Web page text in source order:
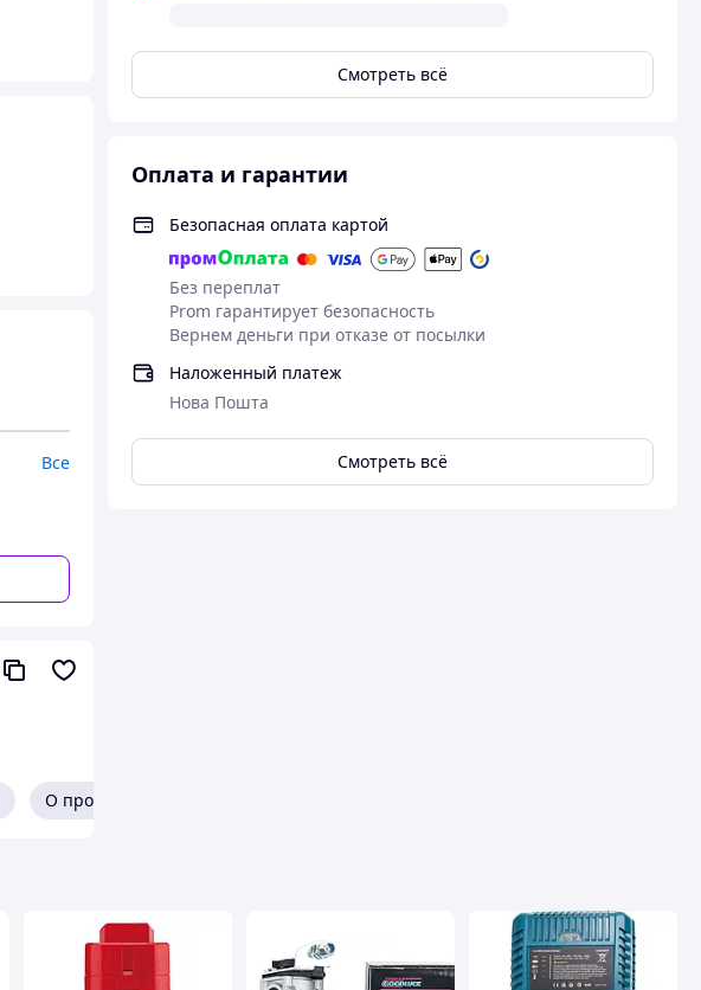
Смотреть всё
Оплата и гарантии
Безопасная оплата картой
Без переплат
Prom гарантирует безопасность
Вернем деньги при отказе от посылки
Наложенный платеж
Нова Пошта
Смотреть всё
Все
О продавце